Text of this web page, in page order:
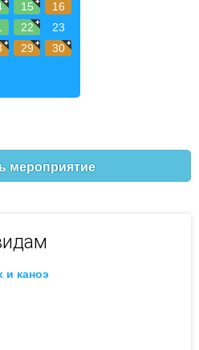
15
16
22
23
29
30
мероприятие
и каноэ